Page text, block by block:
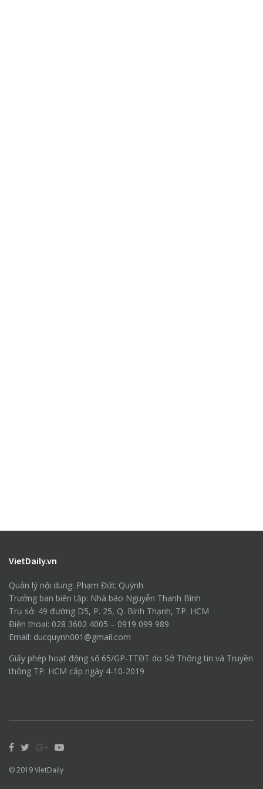
VietDaily.vn
Quản lý nội dung: Phạm Đức Quỳnh
Trưởng ban biên tập: Nhà báo Nguyễn Thanh Bình
Trụ sở: 49 đường D5, P. 25, Q. Bình Thạnh, TP. HCM
Điện thoại: 028 3602 4005 – 0919 099 989
Email: ducquynh001@gmail.com
Giấy phép hoạt động số 65/GP-TTĐT do Sở Thông tin và Truyền
thông TP. HCM cấp ngày 4-10-2019
© 2019VietDaily